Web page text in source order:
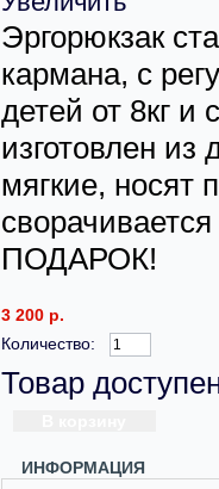
Эргорюкзак
кармана, с
детей от 8кг
изготовлен
мягкие, носят
ПОДАРОК!
3 200 р.
Количество:
Товар
ИНФОРМАЦИЯ